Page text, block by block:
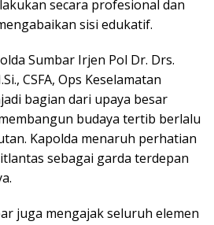
secara profesional dan
sisi edukatif.
Sumbar Irjen Pol Dr. Drs.
CSFA, Ops Keselamatan
bagian dari upaya besar
budaya tertib berlalu
Kapolda menaruh perhatian
sebagai garda terdepan
juga mengajak seluruh elemen